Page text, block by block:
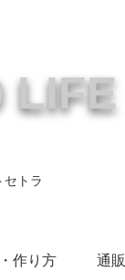
LIFE
セトラ
作り方 通